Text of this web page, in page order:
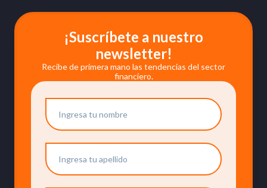
¡Suscríbete a nuestro
newsletter!
Recibe de primera mano las tendencias del sector
financiero.